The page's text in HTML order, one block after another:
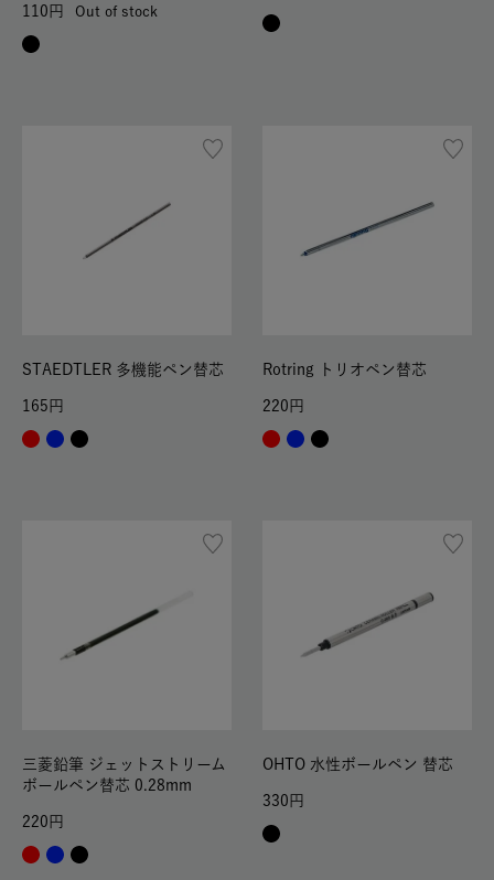
110 Out of stock
STAEDTLER 多機能ペン替芯
165
Rotring トリオペン替芯
220
三菱鉛筆 ジェットストリーム
ボールペン替芯 0.28mm
220
OHTO 水性ボールペン 替芯
330